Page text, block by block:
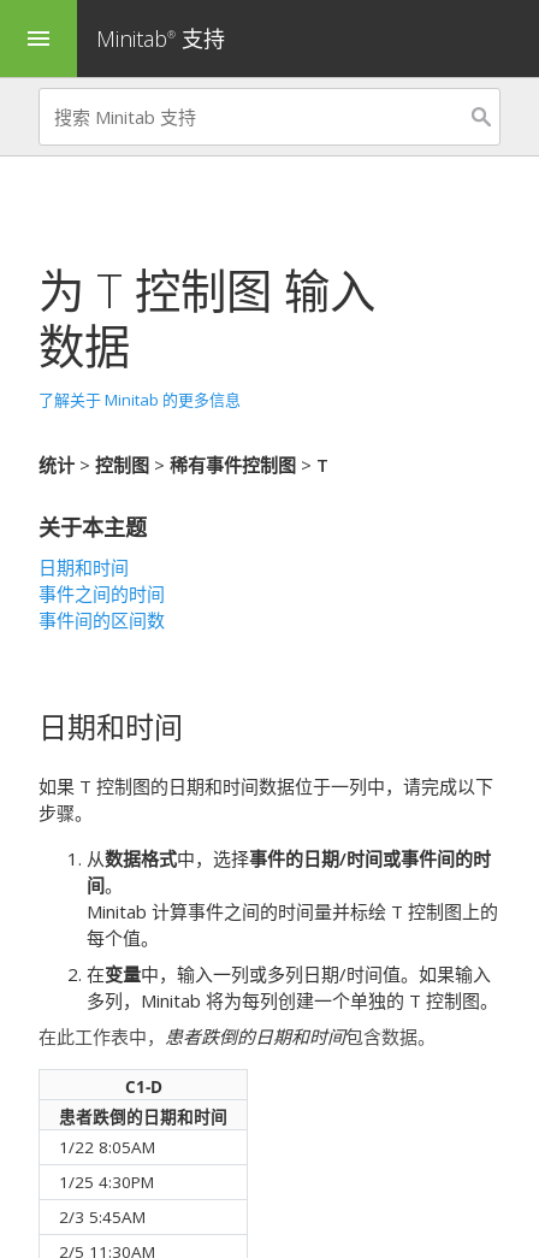
menu Minitab® 支持
为 T 控制图 输入
数据
了解关于 Minitab 的更多信息
统计 > 控制图 > 稀有事件控制图 > T
关于本主题
日期和时间
事件之间的时间
事件间的区间数
日期和时间
如果 T 控制图的日期和时间数据位于一列中，请完成以下
步骤。
从数据格式中，选择事件的日期/时间或事件间的时
间。
Minitab 计算事件之间的时间量并标绘 T 控制图上的
每个值。
在变量中，输入一列或多列日期/时间值。如果输入
多列，Minitab 将为每列创建一个单独的 T 控制图。
在此工作表中， 患者跌倒的日期和时间包含数据。
C1-D
患者跌倒的日期和时间
1/22 8:05AM
1/25 4:30PM
2/3 5:45AM
2/5 11:30AM